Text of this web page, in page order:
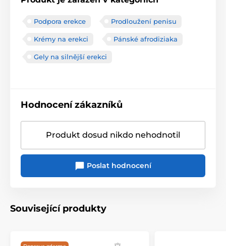
Podpora erekce Prodloužení penisu
Krémy na erekci Pánské afrodiziaka
Gely na silnější erekci
Hodnocení zákazníků
Produkt dosud nikdo nehodnotil
Poslat hodnocení
Související produkty